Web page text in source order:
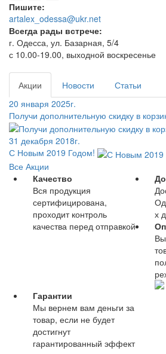
Пишите:
artalex_odessa@ukr.net
Всегда рады встрече:
г. Одесса, ул. Базарная, 5/4
с 10.00-19.00, выходной воскресенье
Акции Новости
Статьи
20 января 2025г.
Получи дополнительную скидку в
31 декабря 2018г.
С Новым 2019 Годом!
Все Акции
Качество
Вся продукция
сертифицирована,
проходит контроль
качества перед отправкой
х
Гарантии
Мы вернем вам деньги за
товар, если не будет
достигнут
гарантированный эффект